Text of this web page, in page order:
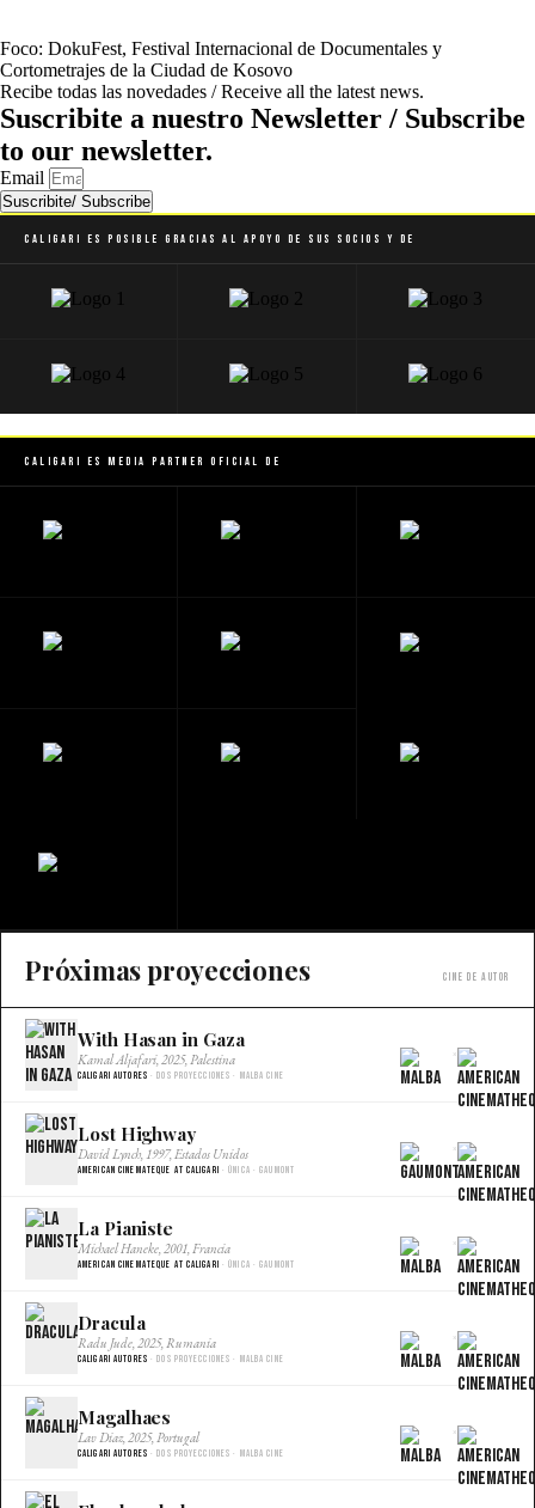
Foco: DokuFest, Festival Internacional de Documentales y
Cortometrajes de la Ciudad de Kosovo
Recibe todas las novedades / Receive all the latest news.
Suscribite a nuestro Newsletter / Subscribe
to our newsletter.
Email
Suscribite/ Subscribe
Caligari es posible gracias al apoyo de sus socios y de
Caligari es Media Partner Oficial de
Próximas proyecciones Cine de autor
With Hasan in Gaza
Kamal Aljafari, 2025, Palestina
Caligari Autores · Dos proyecciones · Malba Cine
×
Lost Highway
David Lynch, 1997, Estados Unidos
American Cinemateque at Caligari · Única · Gaumont
×
La Pianiste
Michael Haneke, 2001, Francia
American Cinemateque at Caligari · Única · Gaumont
×
Dracula
Radu Jude, 2025, Rumania
Caligari Autores · Dos proyecciones · Malba Cine
×
Magalhaes
Lav Diaz, 2025, Portugal
Caligari Autores · Dos proyecciones · Malba Cine
×